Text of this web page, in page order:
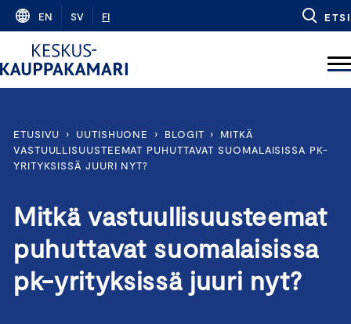
Skip
content
EN SV FI ETSI
ETUSIVU › UUTISHUONE › BLOGIT ›
MITKÄ
VASTUULLISUUSTEEMAT PUHUTTAVAT SUOMALAISISSA PK-
YRITYKSISSÄ JUURI NYT?
Mitkä vastuullisuusteemat
puhuttavat suomalaisissa
pk-yrityksissä juuri nyt?